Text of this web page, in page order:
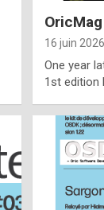
16 juin 2026
One year
1st edition